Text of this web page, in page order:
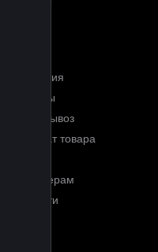
Гарантия
Отзывы
Самовывоз
Возврат товара
Партнерам
Новости